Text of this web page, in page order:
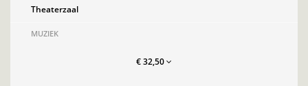
Theaterzaal
MUZIEK
€ 32,50